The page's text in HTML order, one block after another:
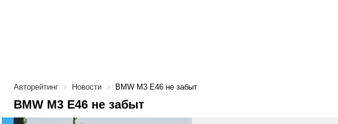
Авторейтинг Новости BMW M3 E46 не забыт
BMW M3 E46 не забыт